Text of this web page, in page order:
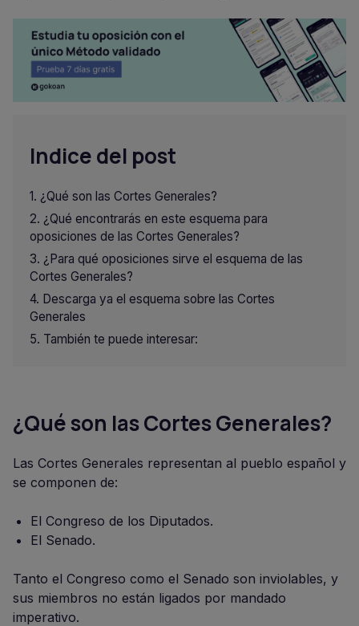
Indice del post
¿Qué son las Cortes Generales?
¿Qué encontrarás en este esquema para
oposiciones de las Cortes Generales?
¿Para qué oposiciones sirve el esquema de las
Cortes Generales?
Descarga ya el esquema sobre las Cortes
Generales
También te puede interesar:
¿Qué son las Cortes Generales?
Las Cortes Generales representan al pueblo español y
se componen de:
El Congreso de los Diputados.
El Senado.
Tanto el Congreso como el Senado son inviolables, y
sus miembros no están ligados por mandado
imperativo.